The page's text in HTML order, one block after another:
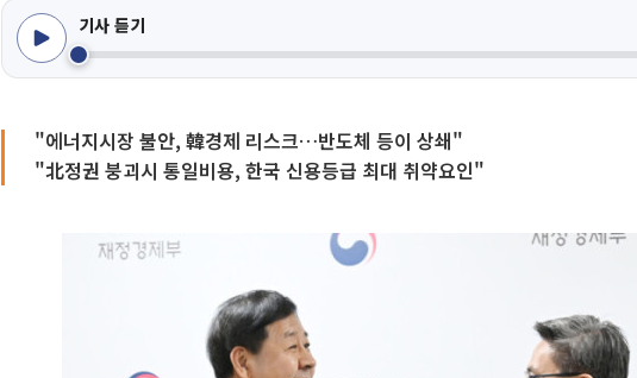
기사 듣기
"에너지시장 불안, 韓경제 리스크…반도체 등이 상쇄"
"北정권 붕괴시 통일비용, 한국 신용등급 최대 취약요인"